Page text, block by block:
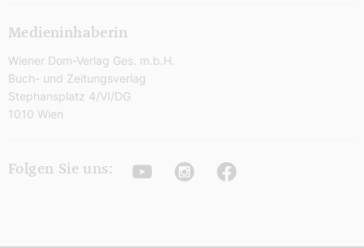
Medieninhaberin
Wiener Dom-Verlag Ges. m.b.H.
Buch- und Zeitungsverlag
Stephansplatz 4/VI/DG
1010 Wien
Folgen Sie uns: YoutubeInstagramFacebook